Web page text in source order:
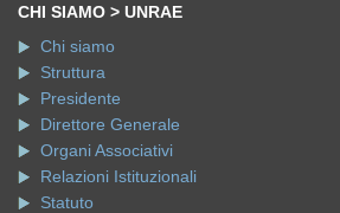
CHI SIAMO > UNRAE
Chi siamo
Struttura
Presidente
Direttore Generale
Organi Associativi
Relazioni Istituzionali
Statuto